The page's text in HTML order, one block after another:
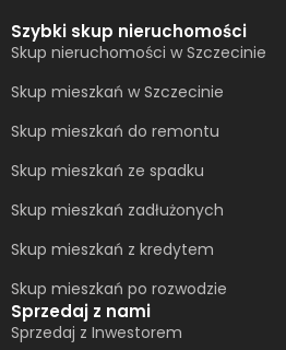
Szybki skup nieruchomości
Skup nieruchomości w Szczecinie
Skup mieszkań w Szczecinie
Skup mieszkań do remontu
Skup mieszkań ze spadku
Skup mieszkań zadłużonych
Skup mieszkań z kredytem
Skup mieszkań po rozwodzie
Sprzedaj z nami
Sprzedaj z Inwestorem